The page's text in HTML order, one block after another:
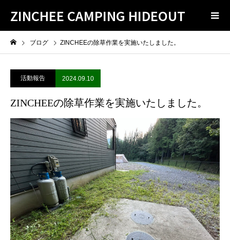
ZINCHEE CAMPING HIDEOUT
ブログ ZINCHEEの除草作業を実施いたしました。
活動報告 2024.09.10
ZINCHEEの除草作業を実施いたしました。